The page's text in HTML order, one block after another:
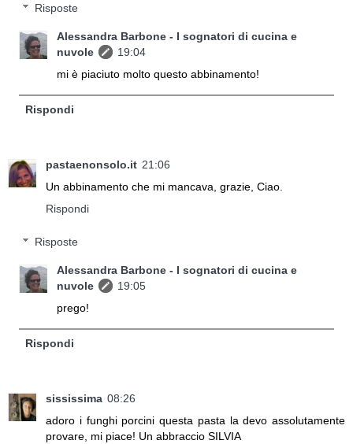
Risposte
Alessandra Barbone - I sognatori di cucina e
nuvole
19:04
mi è piaciuto molto questo abbinamento!
Rispondi
pastaenonsolo.it 21:06
Un abbinamento che mi mancava, grazie, Ciao.
Rispondi
Risposte
Alessandra Barbone - I sognatori di cucina e
nuvole
19:05
prego!
Rispondi
sississima 08:26
adoro i funghi porcini questa pasta la devo assolutamente
provare, mi piace! Un abbraccio SILVIA